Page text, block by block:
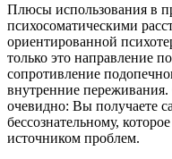
Плюсы использования в
психосоматическими
ориентированной
только это направление
сопротивление
внутренние
очевидно: Вы получаете
бессознательному,
источником проблем.